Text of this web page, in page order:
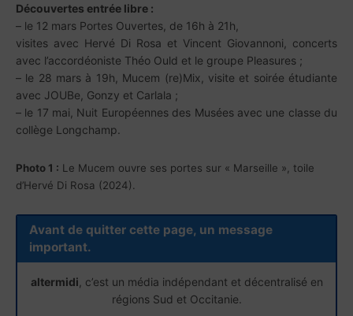
Découvertes entrée libre :
– le 12 mars Portes Ouvertes, de 16h à 21h,
visites avec Hervé Di Rosa et Vincent Giovannoni, concerts
avec l’accordéoniste Théo Ould et le groupe Pleasures ;
– le 28 mars à 19h, Mucem (re)Mix, visite et soirée étudiante
avec JOUBe, Gonzy et Carlala ;
– le 17 mai, Nuit Européennes des Musées avec une classe du
collège Longchamp.
Photo 1 : Le Mucem ouvre ses portes sur « Marseille », toile
d’Hervé Di Rosa (2024).
Avant de quitter cette page, un message
important.
altermidi , c’est un média indépendant et décentralisé en
régions Sud et Occitanie.